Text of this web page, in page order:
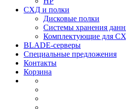
СХД и полки
Дисковые полки
Системы хранения
Комплектующие для
BLADE-серверы
Специальные предложения
Контакты
Корзина